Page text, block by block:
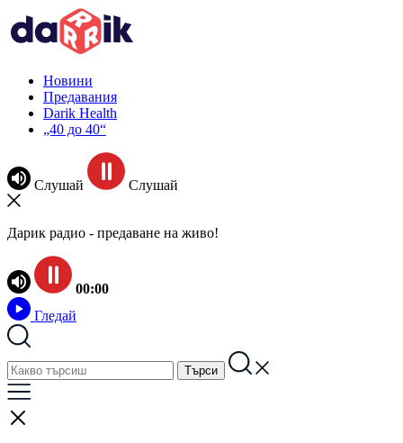
Новини
Предавания
Darik Health
„40 до 40“
Слушай Слушай
Дарик радио - предаване на живо!
00:00
Гледай